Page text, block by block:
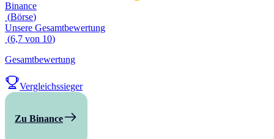
Binance
(Börse)
Unsere Gesamtbewertung
(6,7 von 10)
Gesamtbewertung
Vergleichssieger
Zu Binance